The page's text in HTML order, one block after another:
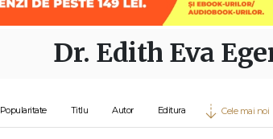
Dr. Edith Eva
Popularitate Titlu Autor Editura Cele mai noi